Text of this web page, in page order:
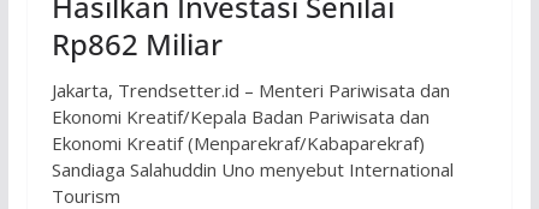
Rp862 Miliar
Jakarta, Trendsetter.id – Menteri Pariwisata dan
Ekonomi Kreatif/Kepala Badan Pariwisata dan
Ekonomi Kreatif (Menparekraf/Kabaparekraf)
Sandiaga Salahuddin Uno menyebut International
Tourism